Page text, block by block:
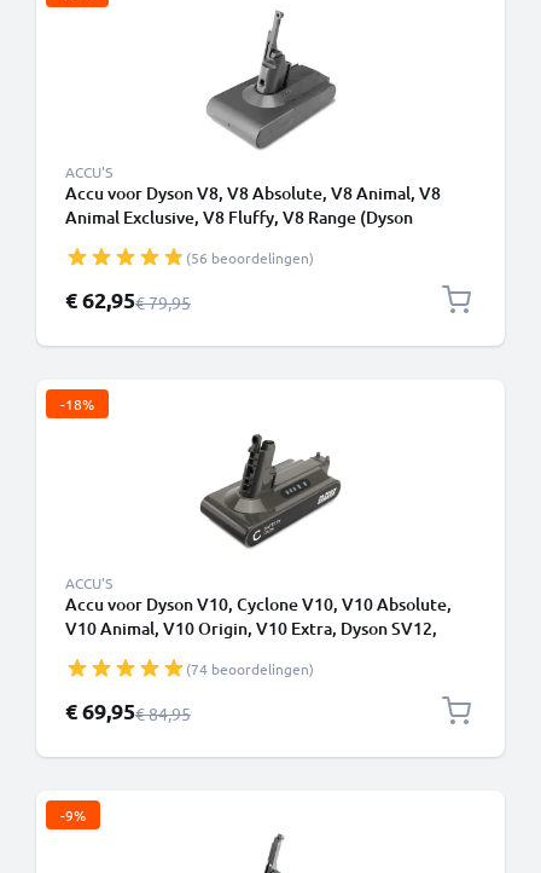
ACCU'S
Accu voor Dyson V8, V8 Absolute, V8 Animal, V8
Animal Exclusive, V8 Fluffy, V8 Range (Dyson
(56 beoordelingen)
Speciale prijs
€ 62,95Normale prijs
€ 79,95
-18%
ACCU'S
Accu voor Dyson V10, Cyclone V10, V10 Absolute,
V10 Animal, V10 Origin, V10 Extra, Dyson SV12,
Batterij met schroeven - van CELLONIC
(74 beoordelingen)
Speciale prijs
€ 69,95Normale prijs
€ 84,95
-9%